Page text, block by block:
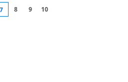
7 8 9 10